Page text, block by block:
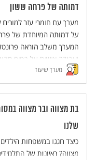
חדשניות והמלוות יחידות
השיטות הללו (פלפ"ל -
למורים)
דמותה של פרחה ששון
מערך עם חומרי עזר
על דמותה המיוחדת של
המערך משלב הוראה
ועבודה אישית על בסיס
מסדרת מערכי השיעור
חדשניות והמלוות יחידות
השיטות הללו (פלפ"ל -
למורים).
מערך שיעור
בת מצווה ובר מצווה
שלנו
כיצד חגגו במשפחות
מצווה? ראיונות של